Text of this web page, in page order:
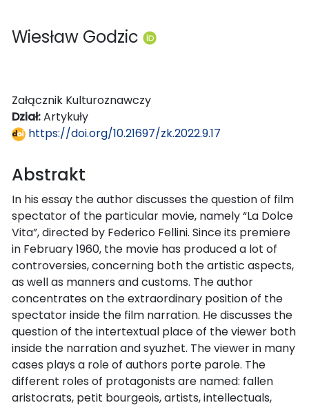
Wiesław Godzic
Załącznik Kulturoznawczy
Dział:Artykuły
https://doi.org/10.21697/zk.2022.9.17
Abstrakt
In his essay the author discusses the question of film
spectator of the particular movie, namely “La Dolce
Vita”, directed by Federico Fellini. Since its premiere
in February 1960, the movie has produced a lot of
controversies, concerning both the artistic aspects,
as well as manners and customs. The author
concentrates on the extraordinary position of the
spectator inside the film narration. He discusses the
question of the intertextual place of the viewer both
inside the narration and syuzhet. The viewer in many
cases plays a role of authors porte parole. The
different roles of protagonists are named: fallen
aristocrats, petit bourgeois, artists, intellectuals,